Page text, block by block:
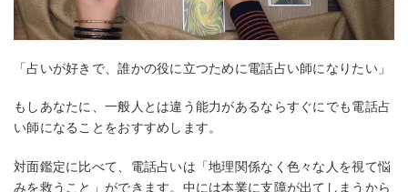
「占いが好きで、誰かの役に立つために電話占い師になりたい」
もしあなたに、一般人とは違う能力があるならすぐにでも電話占
い師になることをおすすめします。
対面鑑定に比べて、電話占いは「地理関係なく色々な人を視て悩
みを救うこと」ができます。中には本業に支障が出てしまうから